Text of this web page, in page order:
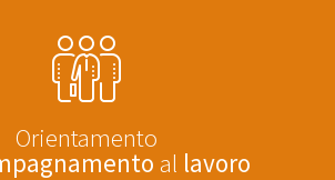
Orientamento
al lavoro